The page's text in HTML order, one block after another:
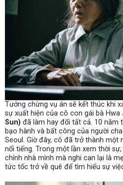
Tưởng chừng vụ án sẽ kết thúc khi
sự xuất hiện của cô con gái bà Hwa
Sun) đã làm hay đổi tất cả. 10 năm
bạo hành và bất công của người
Seoul. Giờ đây, cô đã trở thành một
nổi tiếng. Trong một lần xem thời
chính nhà mình mà nghi can lại là
tức tốc trở về quê để tìm hiểu sự